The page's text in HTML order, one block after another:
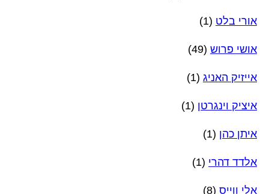
אורי בלט (1)
אושי פרוש (49)
אייזיק האניג (1)
איציק וינגרטן (1)
איתן כהן (1)
אלדד דהרי (1)
אלי ווייס (8)